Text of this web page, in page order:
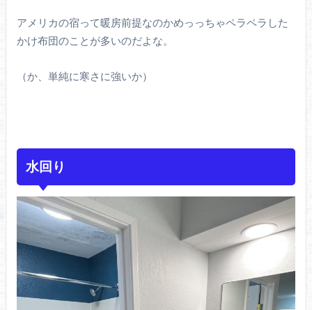
アメリカの宿って暖房前提なのかめっっちゃペラペラした
かけ布団のことが多いのだよな。
（か、単純に寒さに強いか）
水回り